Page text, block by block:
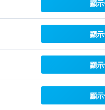
顯
顯
顯
顯